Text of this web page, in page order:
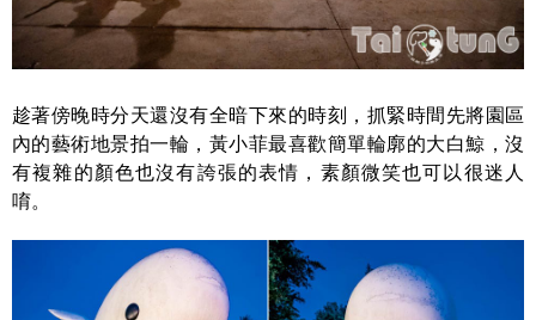
趁著傍晚時分天還沒有全暗下來的時刻，抓緊時間先將園區
內的藝術地景拍一輪，黃小菲最喜歡簡單輪廓的大白鯨，沒
有複雜的顏色也沒有誇張的表情，素顏微笑也可以很迷人
唷。